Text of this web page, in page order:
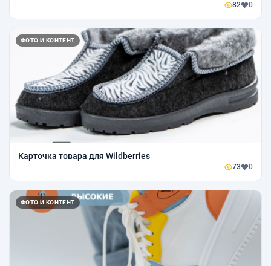
82 0
ФОТО И КОНТЕНТ
Карточка товара для Wildberries
73 0
ФОТО И КОНТЕНТ